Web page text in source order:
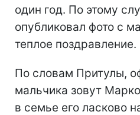
один год. По этому
опубликовал фото с
теплое поздравление.
По словам Притулы,
мальчика зовут
в семье его ласково